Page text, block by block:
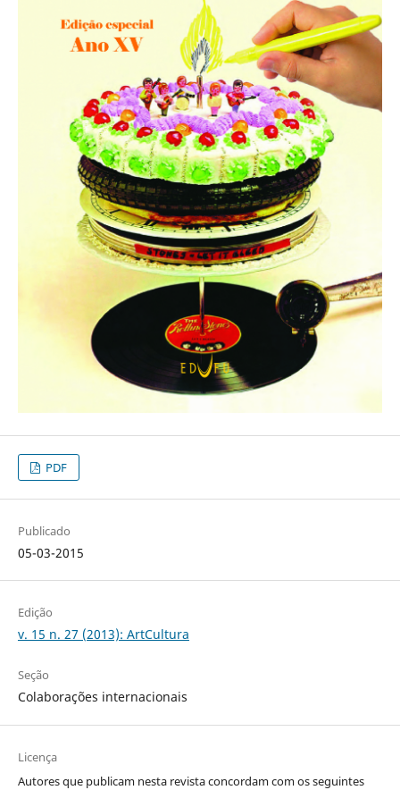
PDF
Publicado
05-03-2015
Edição
v. 15 n. 27 (2013): ArtCultura
Seção
Colaborações internacionais
Licença
Autores que publicam nesta revista concordam com os seguintes